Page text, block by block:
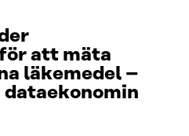
att mäta
läkemedel –